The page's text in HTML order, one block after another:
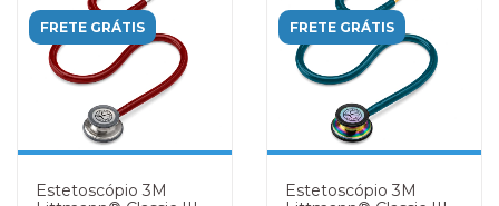
FRETE GRÁTIS
Estetoscópio 3M
FRETE GRÁTIS
Estetoscópio 3M